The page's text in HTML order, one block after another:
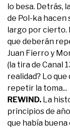
lo besa. Detrás,
de Pol-ka hacen
largo por cierto.
que deberán
Juan Fierro y
(la tira de Canal
realidad? Lo
repetir la toma...
REWIND. La
principios de
que había